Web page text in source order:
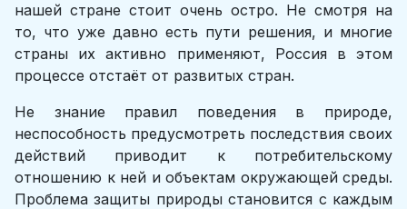
нашей стране стоит очень остро. Не смотря на
то, что уже давно есть пути решения, и многие
страны их активно применяют, Россия в этом
процессе отстаёт от развитых стран.
Не знание правил поведения в природе,
неспособность предусмотреть последствия своих
действий приводит к потребительскому
отношению к ней и объектам окружающей среды.
Проблема защиты природы становится с каждым